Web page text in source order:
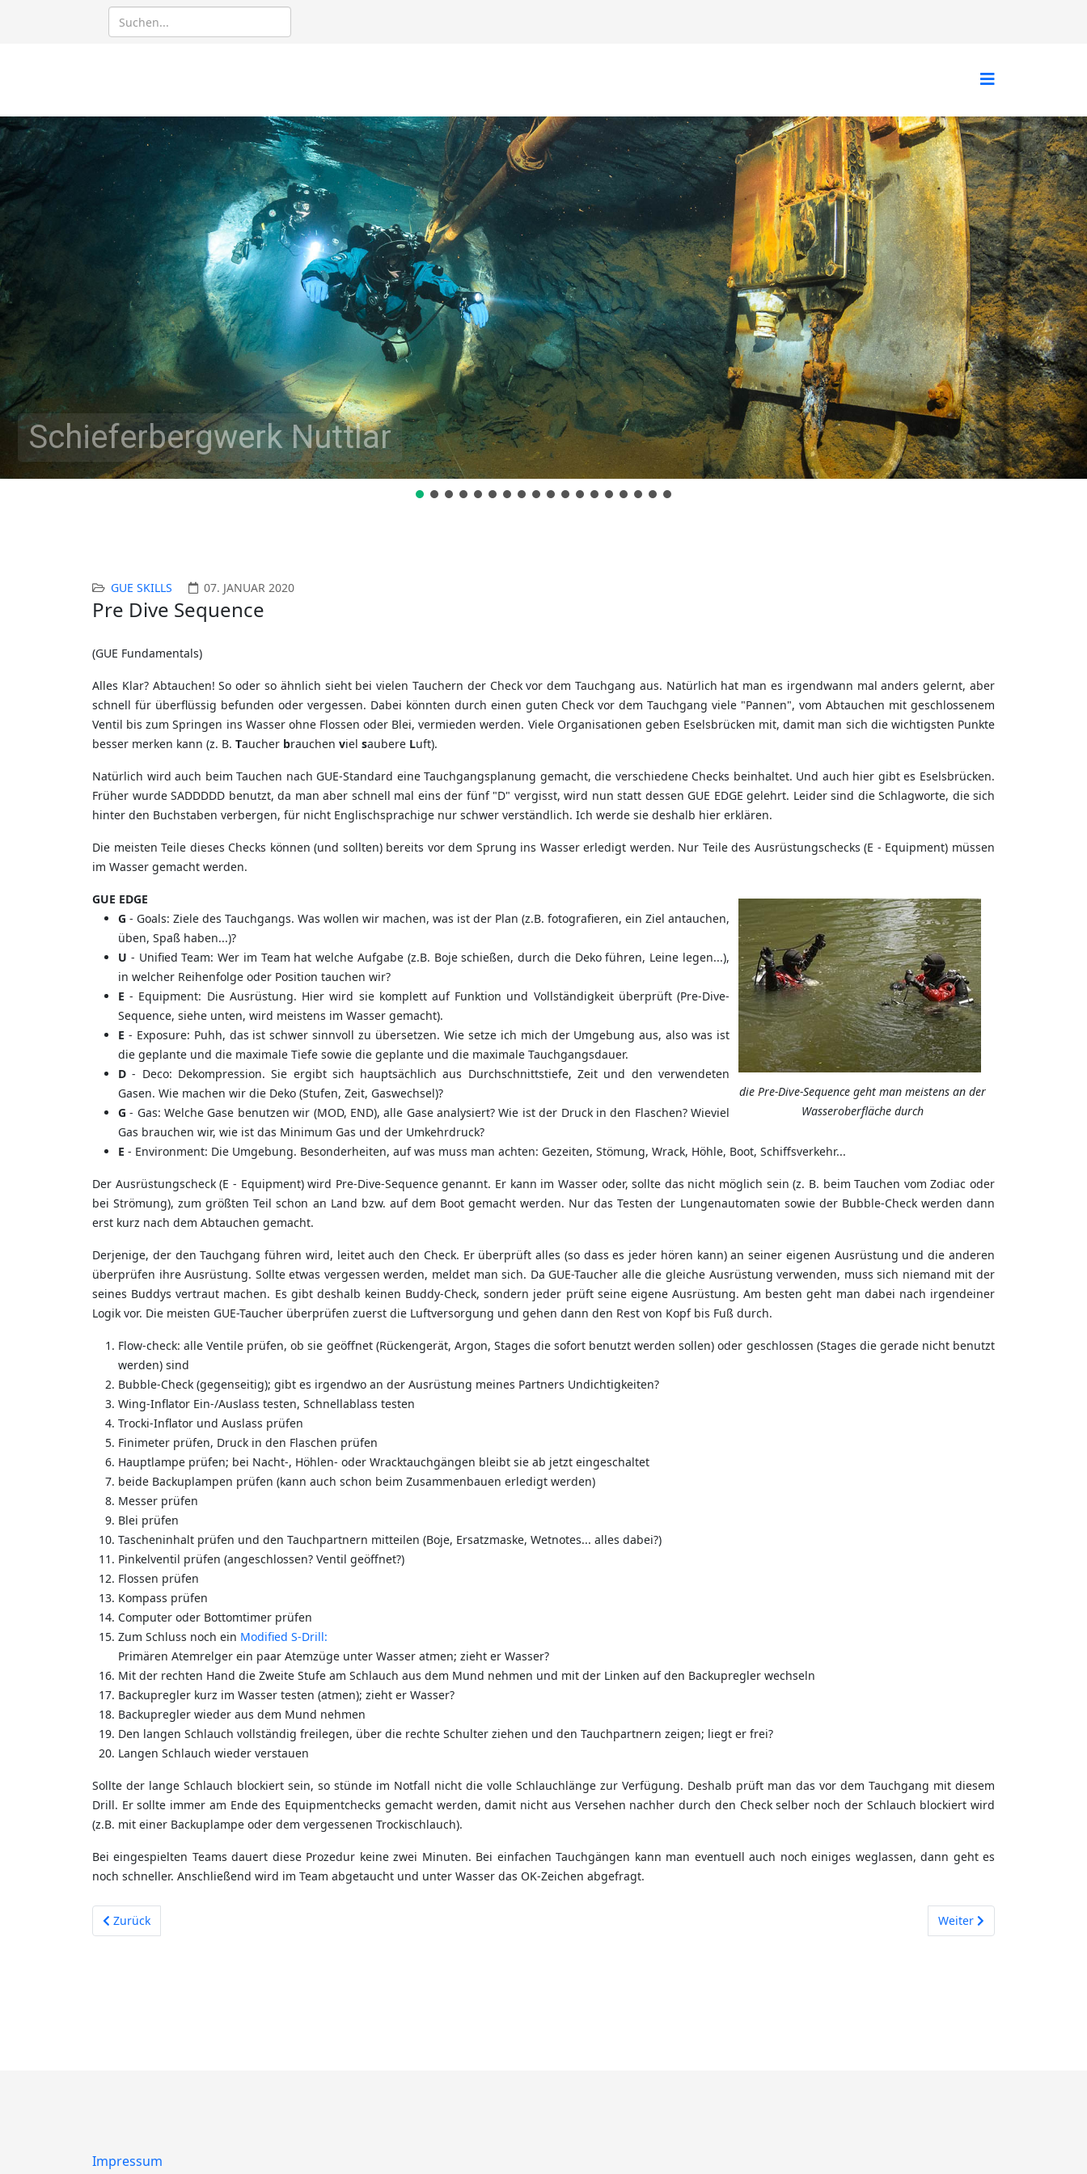
Schieferbergwerk Nuttlar
GUE SKILLS 07. JANUAR 2020
Pre Dive Sequence
(GUE Fundamentals)
Alles Klar? Abtauchen! So oder so ähnlich sieht bei vielen Tauchern der Check vor dem Tauchgang aus. Natürlich hat man es irgendwann mal anders gelernt, aber
schnell für überflüssig befunden oder vergessen. Dabei könnten durch einen guten Check vor dem Tauchgang viele "Pannen", vom Abtauchen mit geschlossenem
Ventil bis zum Springen ins Wasser ohne Flossen oder Blei, vermieden werden. Viele Organisationen geben Eselsbrücken mit, damit man sich die wichtigsten Punkte
besser merken kann (z. B. Taucher brauchen viel saubere Luft).
Natürlich wird auch beim Tauchen nach GUE-Standard eine Tauchgangsplanung gemacht, die verschiedene Checks beinhaltet. Und auch hier gibt es Eselsbrücken.
Früher wurde SADDDDD benutzt, da man aber schnell mal eins der fünf "D" vergisst, wird nun statt dessen GUE EDGE gelehrt. Leider sind die Schlagworte, die sich
hinter den Buchstaben verbergen, für nicht Englischsprachige nur schwer verständlich. Ich werde sie deshalb hier erklären.
Die meisten Teile dieses Checks können (und sollten) bereits vor dem Sprung ins Wasser erledigt werden. Nur Teile des Ausrüstungschecks (E - Equipment) müssen
im Wasser gemacht werden.
die Pre-Dive-Sequence geht man meistens an der
Wasseroberfläche durch
GUE EDGE
G - Goals: Ziele des Tauchgangs. Was wollen wir machen, was ist der Plan (z.B. fotografieren, ein Ziel antauchen,
üben, Spaß haben...)?
U - Unified Team: Wer im Team hat welche Aufgabe (z.B. Boje schießen, durch die Deko führen, Leine legen...),
in welcher Reihenfolge oder Position tauchen wir?
E - Equipment: Die Ausrüstung. Hier wird sie komplett auf Funktion und Vollständigkeit überprüft (Pre-Dive-
Sequence, siehe unten, wird meistens im Wasser gemacht).
E - Exposure: Puhh, das ist schwer sinnvoll zu übersetzen. Wie setze ich mich der Umgebung aus, also was ist
die geplante und die maximale Tiefe sowie die geplante und die maximale Tauchgangsdauer.
D - Deco: Dekompression. Sie ergibt sich hauptsächlich aus Durchschnittstiefe, Zeit und den verwendeten
Gasen. Wie machen wir die Deko (Stufen, Zeit, Gaswechsel)?
G - Gas: Welche Gase benutzen wir (MOD, END), alle Gase analysiert? Wie ist der Druck in den Flaschen? Wieviel
Gas brauchen wir, wie ist das Minimum Gas und der Umkehrdruck?
E - Environment: Die Umgebung. Besonderheiten, auf was muss man achten: Gezeiten, Stömung, Wrack, Höhle, Boot, Schiffsverkehr...
Der Ausrüstungscheck (E - Equipment) wird Pre-Dive-Sequence genannt. Er kann im Wasser oder, sollte das nicht möglich sein (z. B. beim Tauchen vom Zodiac oder
bei Strömung), zum größten Teil schon an Land bzw. auf dem Boot gemacht werden. Nur das Testen der Lungenautomaten sowie der Bubble-Check werden dann
erst kurz nach dem Abtauchen gemacht.
Derjenige, der den Tauchgang führen wird, leitet auch den Check. Er überprüft alles (so dass es jeder hören kann) an seiner eigenen Ausrüstung und die anderen
überprüfen ihre Ausrüstung. Sollte etwas vergessen werden, meldet man sich. Da GUE-Taucher alle die gleiche Ausrüstung verwenden, muss sich niemand mit der
seines Buddys vertraut machen. Es gibt deshalb keinen Buddy-Check, sondern jeder prüft seine eigene Ausrüstung. Am besten geht man dabei nach irgendeiner
Logik vor. Die meisten GUE-Taucher überprüfen zuerst die Luftversorgung und gehen dann den Rest von Kopf bis Fuß durch.
Flow-check: alle Ventile prüfen, ob sie geöffnet (Rückengerät, Argon, Stages die sofort benutzt werden sollen) oder geschlossen (Stages die gerade nicht benutzt
werden) sind
Bubble-Check (gegenseitig); gibt es irgendwo an der Ausrüstung meines Partners Undichtigkeiten?
Wing-Inflator Ein-/Auslass testen, Schnellablass testen
Trocki-Inflator und Auslass prüfen
Finimeter prüfen, Druck in den Flaschen prüfen
Hauptlampe prüfen; bei Nacht-, Höhlen- oder Wracktauchgängen bleibt sie ab jetzt eingeschaltet
beide Backuplampen prüfen (kann auch schon beim Zusammenbauen erledigt werden)
Messer prüfen
Blei prüfen
Tascheninhalt prüfen und den Tauchpartnern mitteilen (Boje, Ersatzmaske, Wetnotes... alles dabei?)
Pinkelventil prüfen (angeschlossen? Ventil geöffnet?)
Flossen prüfen
Kompass prüfen
Computer oder Bottomtimer prüfen
Zum Schluss noch ein Modified S-Drill:
Primären Atemrelger ein paar Atemzüge unter Wasser atmen; zieht er Wasser?
Mit der rechten Hand die Zweite Stufe am Schlauch aus dem Mund nehmen und mit der Linken auf den Backupregler wechseln
Backupregler kurz im Wasser testen (atmen); zieht er Wasser?
Backupregler wieder aus dem Mund nehmen
Den langen Schlauch vollständig freilegen, über die rechte Schulter ziehen und den Tauchpartnern zeigen; liegt er frei?
Langen Schlauch wieder verstauen
Sollte der lange Schlauch blockiert sein, so stünde im Notfall nicht die volle Schlauchlänge zur Verfügung. Deshalb prüft man das vor dem Tauchgang mit diesem
Drill. Er sollte immer am Ende des Equipmentchecks gemacht werden, damit nicht aus Versehen nachher durch den Check selber noch der Schlauch blockiert wird
(z.B. mit einer Backuplampe oder dem vergessenen Trockischlauch).
Bei eingespielten Teams dauert diese Prozedur keine zwei Minuten. Bei einfachen Tauchgängen kann man eventuell auch noch einiges weglassen, dann geht es
noch schneller. Anschließend wird im Team abgetaucht und unter Wasser das OK-Zeichen abgefragt.
Vorheriger Beitrag: Gasmanagement
Zurück Nächster Beitrag: Trim
Weiter
Impressum